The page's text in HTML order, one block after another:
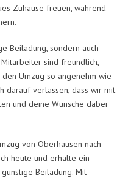
Zuhause freuen, während
Beiladung, sondern auch
sind freundlich,
Umzug so angenehm wie
darauf verlassen, dass wir mit
und deine Wünsche dabei
von Oberhausen nach
heute und erhalte ein
Beiladung. Mit